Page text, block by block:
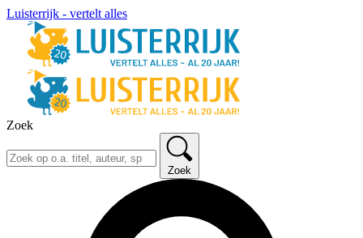
Luisterrijk - vertelt alles
Zoek
Zoek